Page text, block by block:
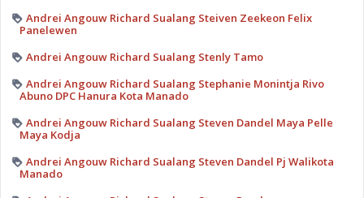
Andrei Angouw Richard Sualang Steiven Zeekeon Felix
Panelewen
Andrei Angouw Richard Sualang Stenly Tamo
Andrei Angouw Richard Sualang Stephanie Monintja Rivo
Abuno DPC Hanura Kota Manado
Andrei Angouw Richard Sualang Steven Dandel Maya Pelle
Maya Kodja
Andrei Angouw Richard Sualang Steven Dandel Pj Walikota
Manado